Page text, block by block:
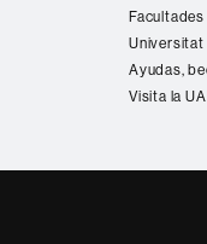
Ayudas,
Visita la